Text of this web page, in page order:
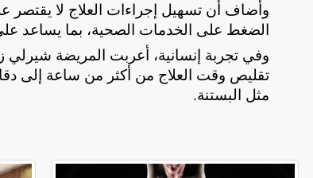
وأضاف أن تسهيل إجراءات العلاج لا
الضغط على الخدمات الصحية، بما يساعد على
تقليص وقت العلاج من أكثر من ساعة إلى
مثل البستنة.